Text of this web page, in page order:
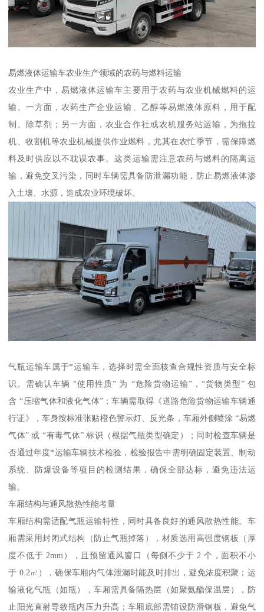
易燃液体运输车农业生产领域的农药与燃料运输​
农业生产中，易燃液体运输车主要用于农药与农业机械燃料的运
输。一方面，农药生产企业运输、乙醇等易燃液体原料，用于配
制、除草剂；另一方面，农业合作社或农机服务站运输，为拖拉
机、收割机等农业机械提供作业燃料，尤其在农忙季节，需保障燃
料及时供应以不耽误农事。这类运输需注意农药与燃料的隔离运
输，避免交叉污染，同时车辆需具备防泄漏功能，防止易燃液体渗
入土壤、水源，造成农业环境破坏。​
气瓶运输车属于*运输车，选择时需全面核查合规性资质与安全标
识。需确认车辆 “使用性质” 为 “危险货物运输”，“货物类型” 包
含 “压缩气体和液化气体”；车辆需取得《道路危险货物运输车辆通
行证》，车身按标准张贴橙色警示灯、反光条，车厢外侧喷涂 “易燃
气体” 或 “有毒气体” 标识（根据气瓶类型确定）；同时检查车辆是
否通过年度*运输车辆技术检验，检验报告中需明确固定装置、制动
系统、防爆设备等项目的检测结果，确保全部达标，避免违法运
输。​
车厢结构与通风散热性能考量​
车厢结构需适配气瓶运输特性，同时具备良好的通风散热性能。车
厢需采用封闭式结构（防止气瓶掉落），材质选用高强度钢板（厚
度不低于 2mm），且预留通风窗口（每侧不少于 2 个，面积不小
于 0.2㎡），确保车厢内气体泄漏时能及时排出，避免浓度积聚；运
输液化气瓶（如瓶），车厢需具备隔热层（如聚氨酯保温层），防
止阳光直射导致瓶内压力升高；车厢底部需铺设防滑钢板，避免气